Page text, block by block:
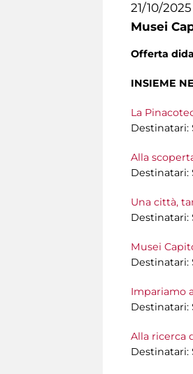
21/10/
Musei
Offerta
INSIEME
La
Destinatari:
Alla
Destinatari:
Una città,
Destinatari:
Musei
Destinatari:
Impariamo
Destinatari:
Alla ricerca
Destinatari: